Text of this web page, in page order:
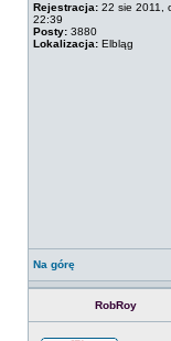
Rejestracja: 22 sie 2011,
22:39
Posty: 3880
Lokalizacja: Elbląg
Na górę
RobRoy